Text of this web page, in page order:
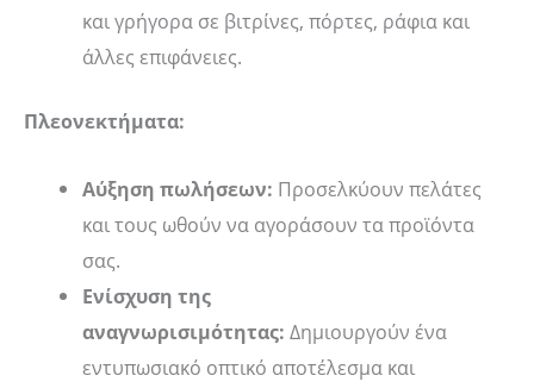
και γρήγορα σε βιτρίνες, πόρτες, ράφια και
άλλες επιφάνειες.
Πλεονεκτήματα:
Αύξηση πωλήσεων: Προσελκύουν πελάτες
και τους ωθούν να αγοράσουν τα προϊόντα
σας.
Ενίσχυση της
αναγνωρισιμότητας: Δημιουργούν ένα
εντυπωσιακό οπτικό αποτέλεσμα και